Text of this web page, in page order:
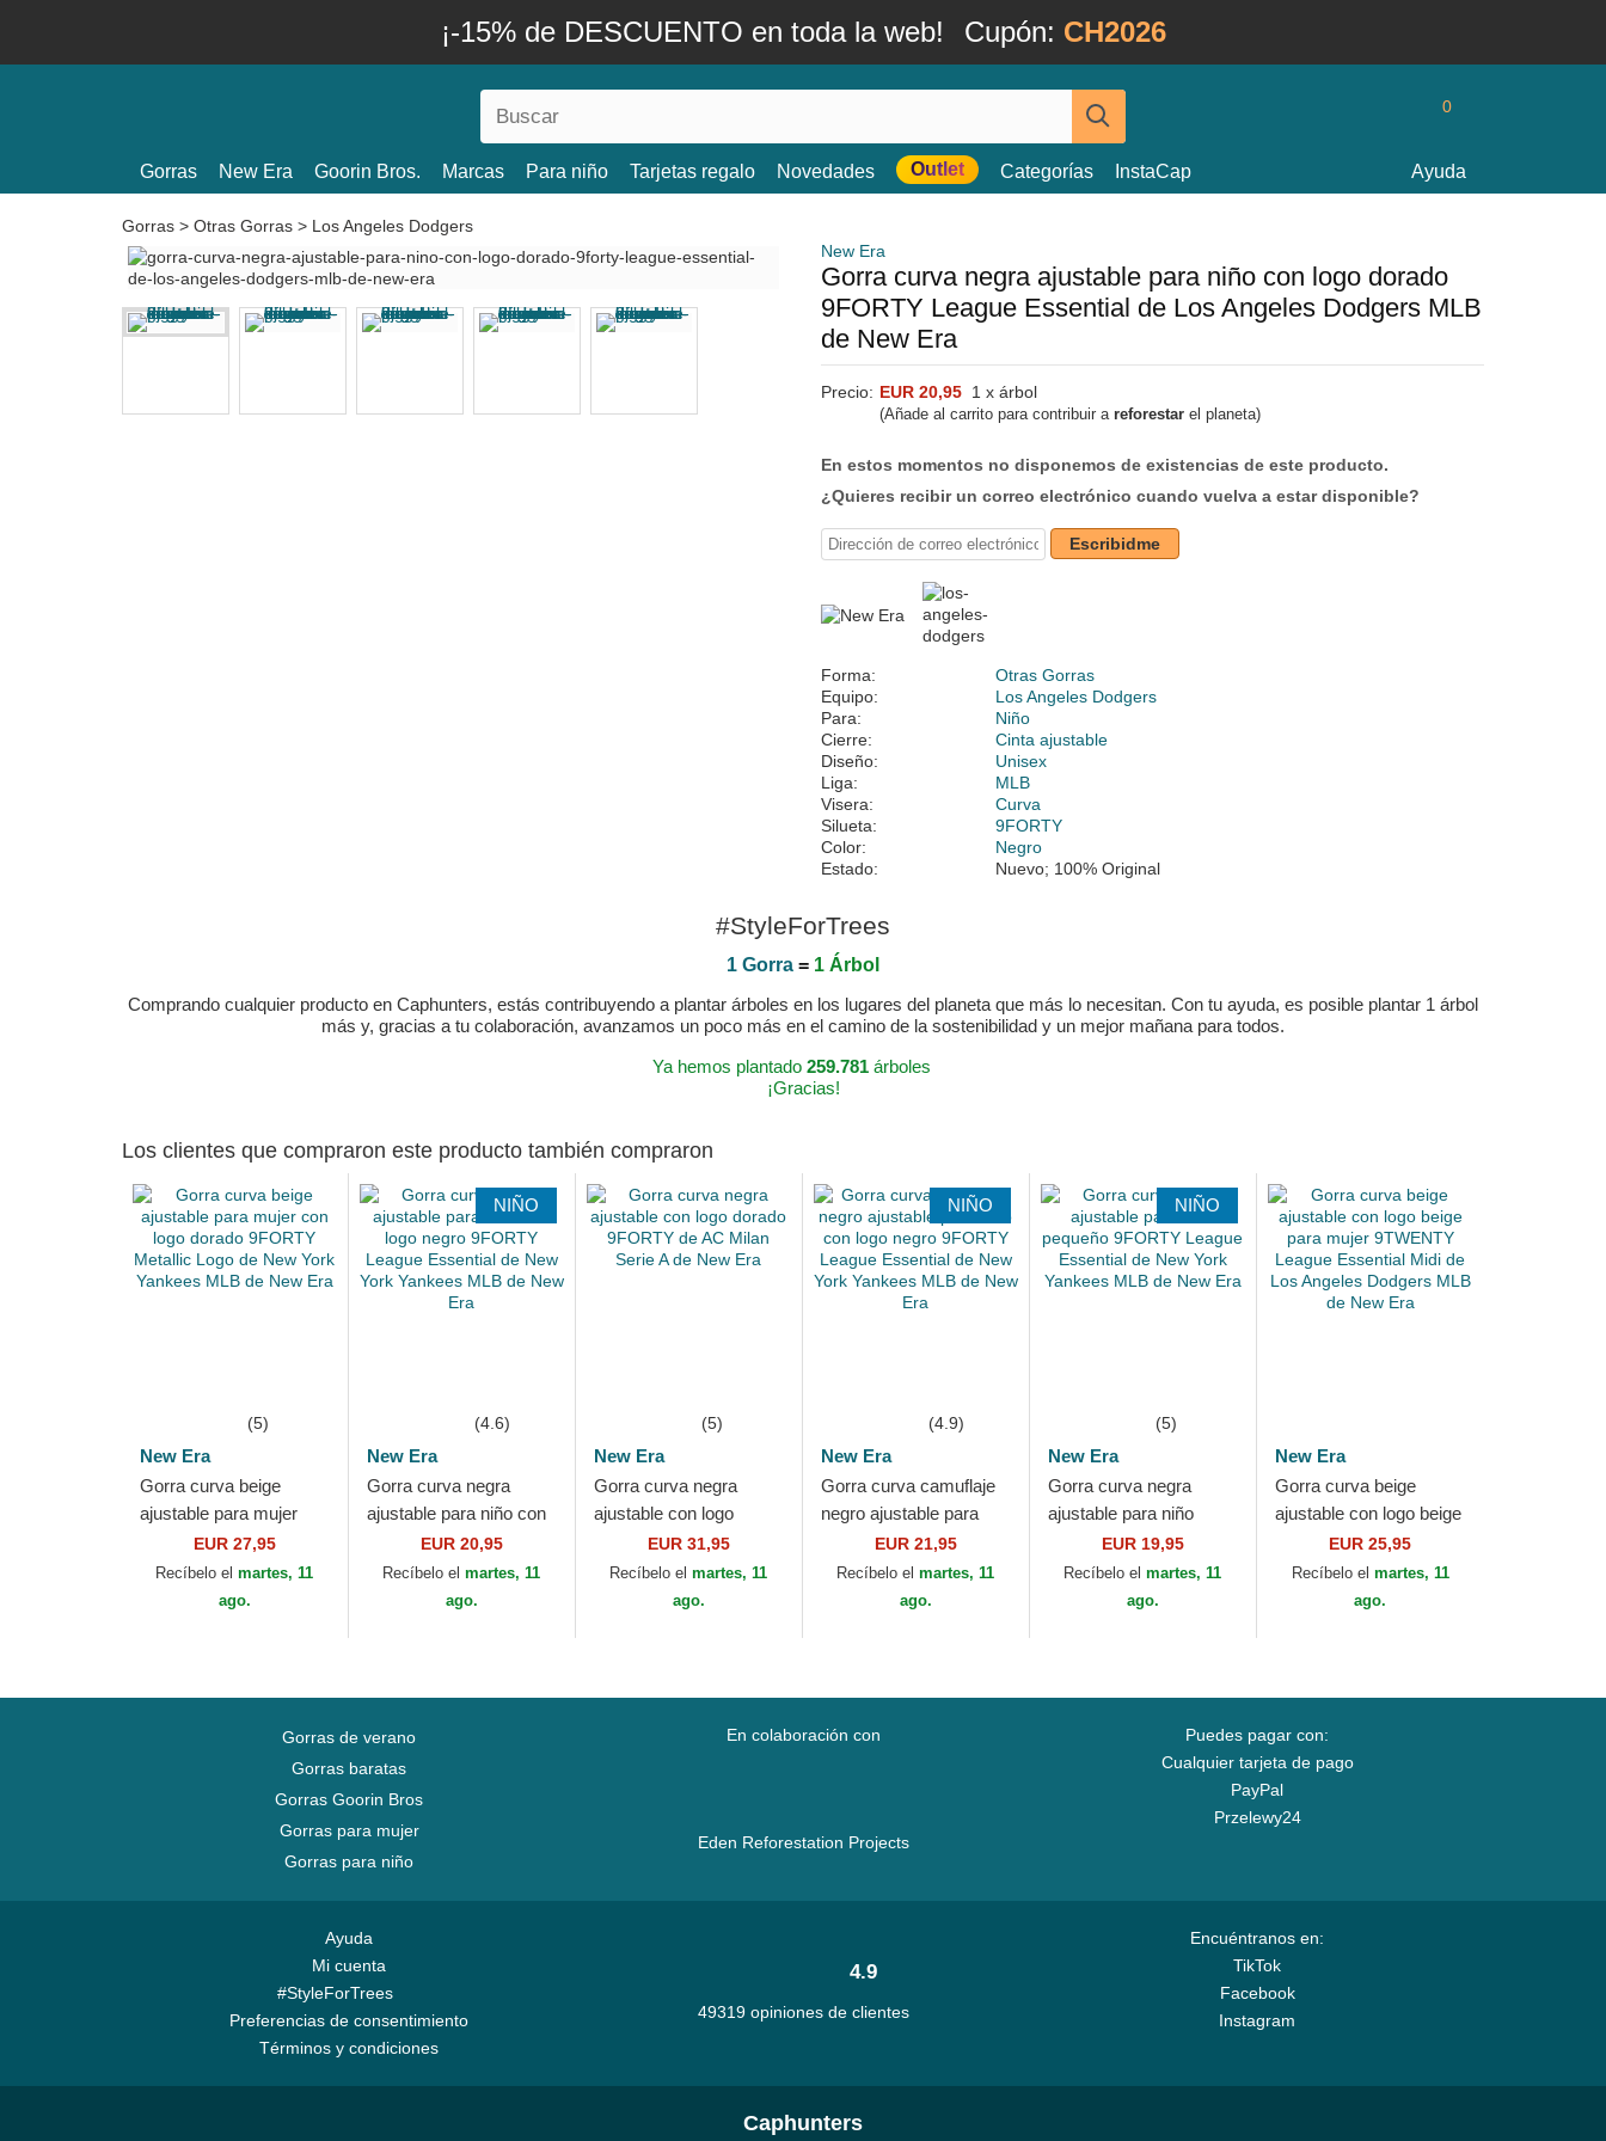
¡-15% de DESCUENTO en toda la web! Cupón: CH2026
0
Gorras New Era Goorin Bros. Marcas Para niño Tarjetas regalo Novedades Outlet Categorías InstaCap Ayuda
Gorras > Otras Gorras > Los Angeles Dodgers
New Era
Gorra curva negra ajustable para niño con logo dorado
9FORTY League Essential de Los Angeles Dodgers MLB
de New Era
Precio: EUR 20,95 1 x árbol
(Añade al carrito para contribuir a reforestar el planeta)
En estos momentos no disponemos de existencias de este producto.
¿Quieres recibir un correo electrónico cuando vuelva a estar disponible?
Escribidme
Forma:
Otras Gorras
Equipo:
Los Angeles Dodgers
Para:
Niño
Cierre:
Cinta ajustable
Diseño:
Unisex
Liga:
MLB
Visera:
Curva
Silueta:
9FORTY
Color:
Negro
Estado:
Nuevo; 100% Original
#StyleForTrees
1 Gorra = 1 Árbol
Comprando cualquier producto en Caphunters, estás contribuyendo a plantar árboles en los lugares del planeta que más lo necesitan. Con tu ayuda, es posible plantar 1 árbol
más y, gracias a tu colaboración, avanzamos un poco más en el camino de la sostenibilidad y un mejor mañana para todos.
Ya hemos plantado 259.781 árboles
¡Gracias!
Los clientes que compraron este producto también compraron
(5)
New Era
Gorra curva beige
ajustable para mujer
con logo dorado
9FORTY Metallic Logo
de New York Yankees...
EUR 27,95
Recíbelo elmartes, 11
ago.
NIÑO
(4.6)
New Era
Gorra curva negra
ajustable para niño con
logo negro 9FORTY
League Essential de
New York Yankees...
EUR 20,95
Recíbelo elmartes, 11
ago.
(5)
New Era
Gorra curva negra
ajustable con logo
dorado 9FORTY de AC
Milan Serie A de New
EUR 31,95
Recíbelo elmartes, 11
ago.
NIÑO
(4.9)
New Era
Gorra curva camuflaje
negro ajustable para
niño con logo negro
9FORTY League
Essential de New...
EUR 21,95
Recíbelo elmartes, 11
ago.
NIÑO
(5)
New Era
Gorra curva negra
ajustable para niño
pequeño 9FORTY
League Essential de
New York Yankees
EUR 19,95
Recíbelo elmartes, 11
ago.
New Era
Gorra curva beige
ajustable con logo beige
para mujer 9TWENTY
League Essential Midi
EUR 25,95
Recíbelo el martes, 11
ago.
Gorras de verano
Gorras baratas
Gorras Goorin Bros
Gorras para mujer
Gorras para niño
En colaboración con
Eden Reforestation Projects
Puedes pagar con:
Cualquier tarjeta de pago
PayPal
Przelewy24
Ayuda
Mi cuenta
#StyleForTrees
Preferencias de consentimiento
Términos y condiciones
Encuéntranos en:
TikTok
Facebook
Instagram
4.9
49319 opiniones de clientes
Caphunters